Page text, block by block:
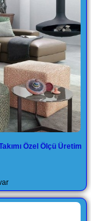
Özel Ölçü Üretim